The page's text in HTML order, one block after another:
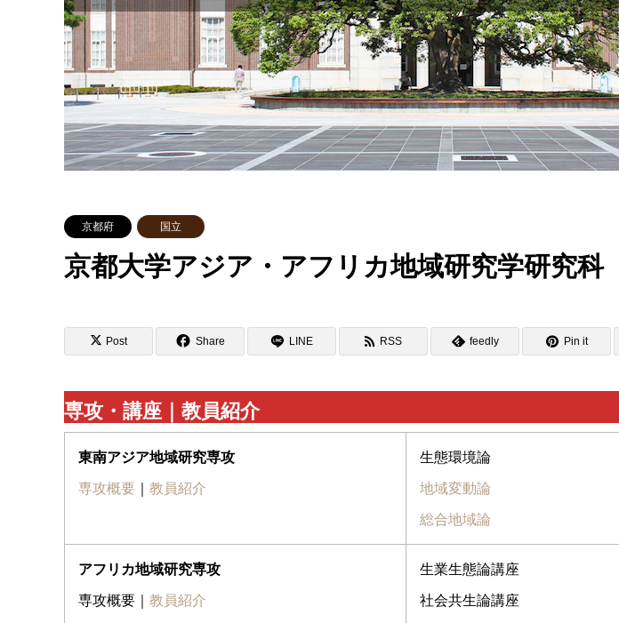
京都府 国立
京都大学アジア・アフリカ地域研究学研究科
Post Share LINE RSS feedly Pin it
専攻・講座｜教員紹介
東南アジア地域研究専攻
専攻概要 教員紹介
生態環境論
地域変動論
総合地域論
アフリカ地域研究専攻
専攻概要｜ 教員紹介
生業生態論講座
社会共生論講座